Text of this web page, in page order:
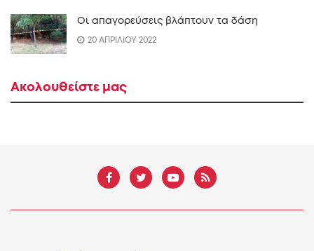
Οι απαγορεύσεις βλάπτουν τα δάση
20 ΑΠΡΙΛΙΟΥ 2022
Ακολουθείστε μας